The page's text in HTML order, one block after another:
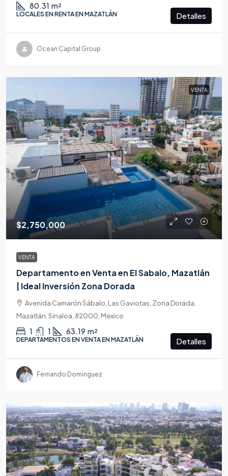
80.31 m²
LOCALES EN RENTA EN MAZATLÁN Detalles
Ocean Capital Group
VENTA
$2,750,000
VENTA
Departamento en Venta en El Sabalo, Mazatlán
| Ideal Inversión Zona Dorada
Avenida Camarón Sábalo, Las Gaviotas, Zona Dorada,
Mazatlán, Sinaloa, 82000, México
1 1 63.19 m²
DEPARTAMENTOS EN VENTA EN MAZATLÁN Detalles
Fernando Dominguez